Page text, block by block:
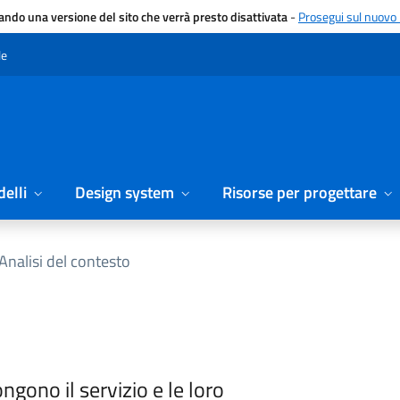
una versione del sito che verrà presto disattivata-Prosegui sul
Design system Risorse per progettare
del contesto
il servizio e le loro